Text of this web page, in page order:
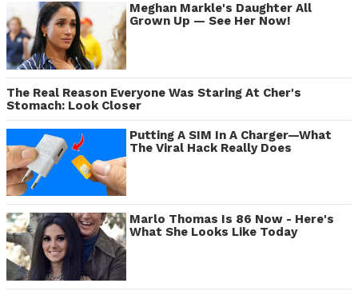
Meghan Markle's Daughter All
Grown Up — See Her Now!
The Real Reason Everyone Was Staring At Cher's
Stomach: Look Closer
Putting A SIM In A Charger—What
The Viral Hack Really Does
Marlo Thomas Is 86 Now - Here's
What She Looks Like Today